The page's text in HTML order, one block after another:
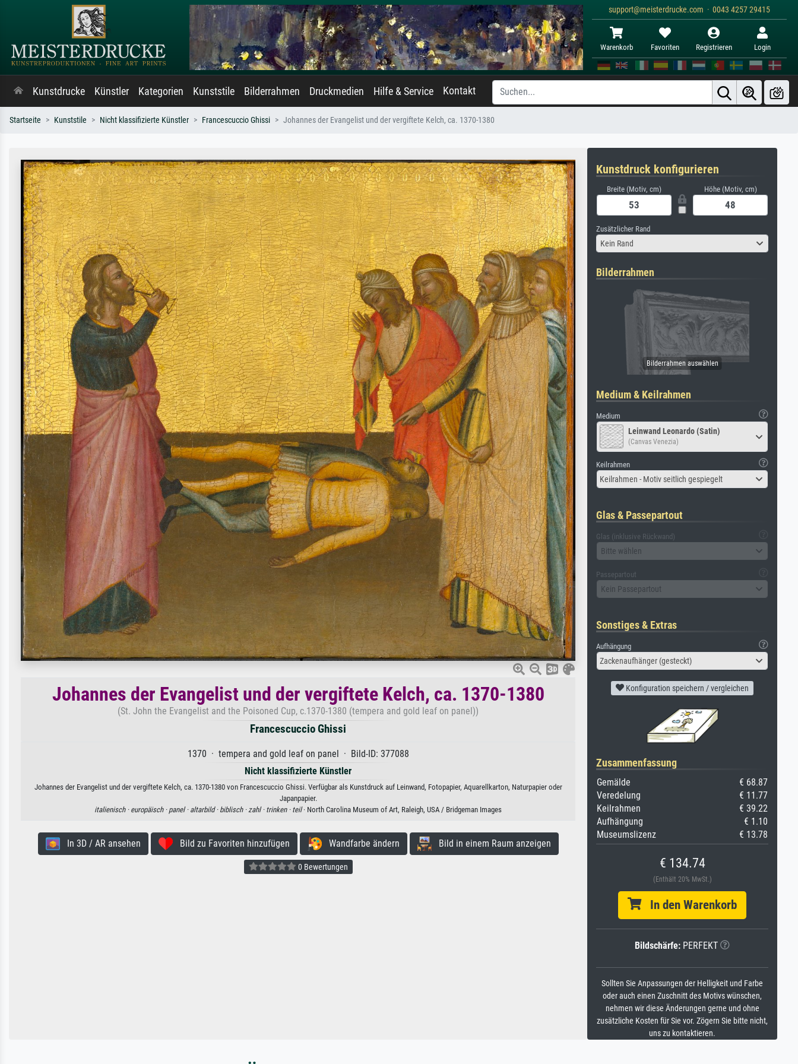
support@meisterdrucke.com · 0043 4257 29415
Warenkorb Favoriten Registrieren Login
Kunstdrucke Künstler Kategorien Kunststile Bilderrahmen Druckmedien Hilfe & Service Kontakt
Startseite Kunststile Nicht klassifizierte Künstler Francescuccio Ghissi Johannes der Evangelist und der vergiftete Kelch, ca. 1370-1380
Johannes der Evangelist und der vergiftete Kelch, ca. 1370-1380
(St. John the Evangelist and the Poisoned Cup, c.1370-1380 (tempera and gold leaf on panel))
Francescuccio Ghissi
1370 · tempera and gold leaf on panel · Bild-ID: 377088
Nicht klassifizierte Künstler
Johannes der Evangelist und der vergiftete Kelch, ca. 1370-1380 von Francescuccio Ghissi. Verfügbar als Kunstdruck auf Leinwand, Fotopapier, Aquarellkarton, Naturpapier oder
Japanpapier.
italienisch · europäisch · panel · altarbild · biblisch · zahl · trinken · teil· North Carolina Museum of Art, Raleigh, USA / Bridgeman Images
In 3D / AR ansehen Bild zu Favoriten hinzufügen Wandfarbe ändern Bild in einem Raum anzeigen
0 Bewertungen
Kunstdruck konfigurieren
Breite (Motiv, cm) Höhe (Motiv, cm)
Zusätzlicher Rand
Kein Rand
Bilderrahmen
Medium & Keilrahmen
Medium
Leinwand Leonardo (Satin)
(Canvas Venezia)
Keilrahmen
Keilrahmen - Motiv seitlich gespiegelt
Glas & Passepartout
Glas (inklusive Rückwand)
Bitte wählen
Passepartout
Kein Passepartout
Sonstiges & Extras
Aufhängung
Zackenaufhänger (gesteckt)
Konfiguration speichern / vergleichen
Zusammenfassung
Gemälde
€ 68.87
Veredelung
€ 11.77
Keilrahmen
€ 39.22
Aufhängung
€ 1.10
Museumslizenz
€ 13.78
€ 134.74
(Enthält 20% MwSt.)
In den Warenkorb
Bildschärfe: PERFEKT
Sollten Sie Anpassungen der Helligkeit und Farbe
oder auch einen Zuschnitt des Motivs wünschen,
nehmen wir diese Änderungen gerne und ohne
zusätzliche Kosten für Sie vor. Zögern Sie bitte nicht,
uns zu kontaktieren.